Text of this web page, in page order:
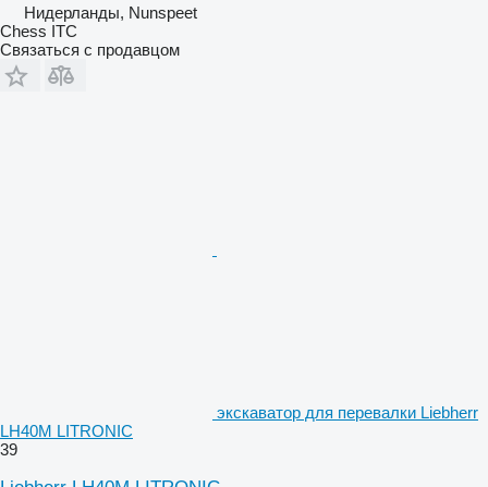
Нидерланды, Nunspeet
Chess ITC
Связаться с продавцом
экскаватор для перевалки Liebherr
LH40M LITRONIC
39